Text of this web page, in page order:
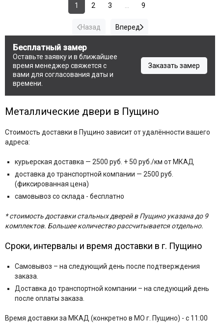
Назад
1 2 3 9
Вперед
Бесплатный замер
Оставьте заявку и в ближайшее
время менеджер свяжется с
вами для согласования даты и
времени.
Заказать замер
Металлические двери в Пущино
Стоимость доставки в Пущино зависит от удалённости вашего
адреса:
курьерская доставка — 2500 руб. + 50 руб./км от МКАД
доставка до транспортной компании — 2500 руб.
(фиксированная цена)
самовывоз со склада - бесплатно
* стоимость доставки стальных дверей в Пущино указана до 9
комплектов. Большее количество рассчитывается отдельно.
Сроки, интервалы и время доставки в г. Пущино
Самовывоз – на следующий день после подтверждения
заказа.
Доставка до транспортной компании – на следующий день
после оплаты заказа.
Время доставки за МКАД (конкретно в МО г. Пущино) - с 11:00